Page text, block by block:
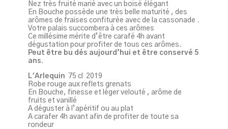
Nez très fruité marié avec un boisé élégant
En Bouche possède une très belle maturité , des
arômes de fraises confiturée avec de la cassonade .
Votre palais succombera à ces arômes
Ce millésime mérite d’être carafé 4h avant
dégustation pour profiter de tous ces arômes.
Peut être bu dés aujourd’hui et être conservé 5
ans.
L'Arlequin
75 cl 2019
Robe rouge aux reflets grenats
En Bouche, finesse et léger velouté , arôme de
fruits et vanillé
A déguster à l’apéritif ou au plat
A carafer 4h avant afin de profiter de toute sa
rondeur